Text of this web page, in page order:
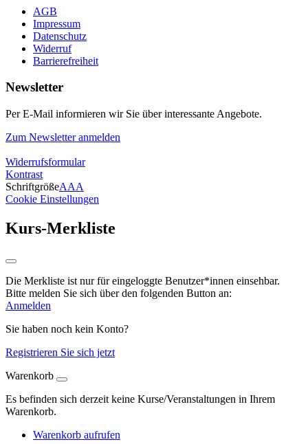
AGB
Impressum
Datenschutz
Widerruf
Barrierefreiheit
Newsletter
Per E-Mail informieren wir Sie über interessante Angebote.
Zum Newsletter anmelden
Widerrufsformular
Kontrast
SchriftgrößeAAA
Cookie Einstellungen
Kurs-Merkliste
Die Merkliste ist nur für eingeloggte Benutzer*innen einsehbar.
Bitte melden Sie sich über den folgenden Button an:
Anmelden
Sie haben noch kein Konto?
Registrieren Sie sich jetzt
Warenkorb
Es befinden sich derzeit keine Kurse/Veranstaltungen in Ihrem
Warenkorb.
Warenkorb aufrufen